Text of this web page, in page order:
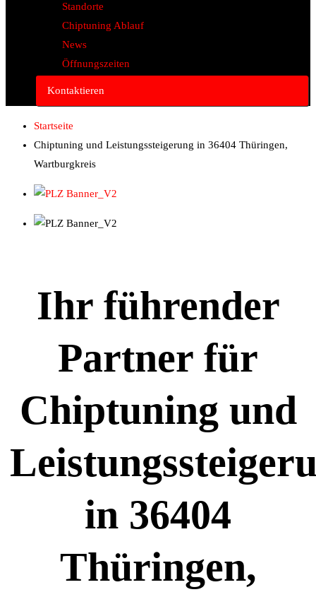
Standorte
Chiptuning Ablauf
News
Öffnungszeiten
Kontaktieren
Startseite
Chiptuning und Leistungssteigerung in 36404 Thüringen,
Wartburgkreis
Ihr führender
Partner für
Chiptuning und
in 36404
Thüringen,